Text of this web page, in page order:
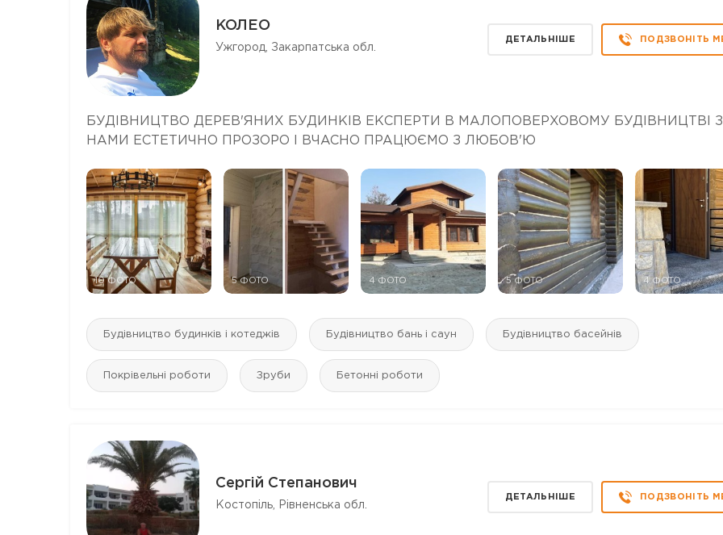
КОЛЕО
Ужгород, Закарпатська обл.
ДЕТАЛЬНІШЕ ПОДЗВОНІТЬ
БУДІВНИЦТВО ДЕРЕВ'ЯНИХ БУДИНКІВ ЕКСПЕРТИ В МАЛОПОВЕРХОВОМУ БУДІВНИЦТВІ З
НАМИ ЕСТЕТИЧНО ПРОЗОРО І ВЧАСНО ПРАЦЮЄМО З ЛЮБОВ'Ю
10 ФОТО 5 ФОТО 4 ФОТО 5 ФОТО 4 ФОТО
Будівництво будинків і котеджів Будівництво бань і саун Будівництво басейнів
Покрівельні роботи Зруби Бетонні роботи
Сергій Степанович
Костопіль, Рівненська обл.
ДЕТАЛЬНІШЕ ПОДЗВОНІТЬ